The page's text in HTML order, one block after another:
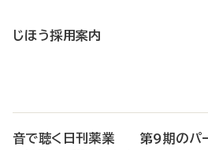
じほう採用案内
音で聴く日刊薬業 第9期のパ